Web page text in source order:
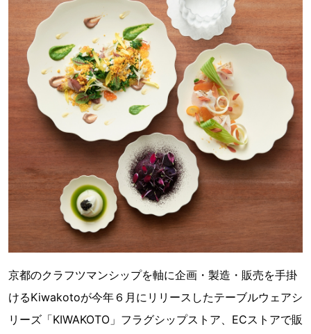
京都のクラフツマンシップを軸に企画・製造・販売を手掛
けるKiwakotoが今年６月にリリースしたテーブルウェアシ
リーズ「KIWAKOTO」フラグシップストア、ECストアで販